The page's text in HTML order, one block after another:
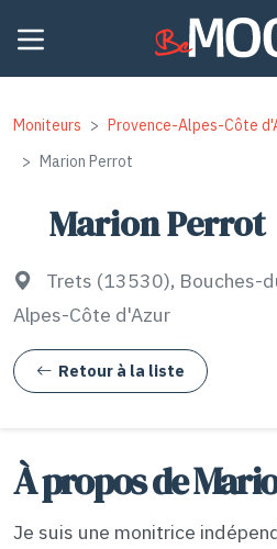
Moniteurs Provence-Alpes-Côte
Marion Perrot
Marion Perrot
Trets (13530), Bouches-
Alpes-Côte d'Azur
Retour à la liste
À propos de
Je suis une monitrice